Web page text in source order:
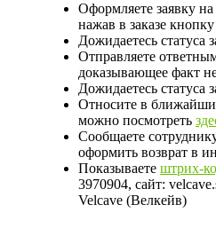
Оформляете заявку
нажав в заказе кнопку
Дожидаетесь статуса
Отправляете
доказывающее факт
Дожидаетесь статуса
Относите в
можно посмотреть
Сообщаете
оформить возврат в
Показываете штрих-
3970904, сайт:
Velcave (Велкейв)